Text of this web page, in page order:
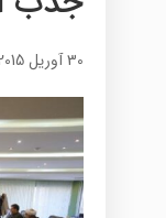
30 آوریل 2015